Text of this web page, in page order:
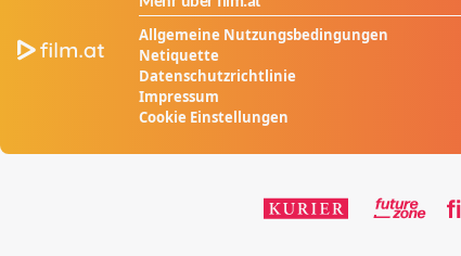
Allgemeine Nutzungsbedingungen
Netiquette
Datenschutzrichtlinie
Impressum
Cookie Einstellungen